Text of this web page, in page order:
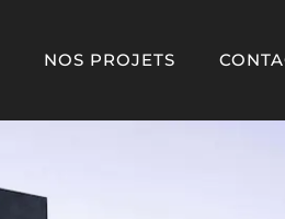
NOS PROJETS